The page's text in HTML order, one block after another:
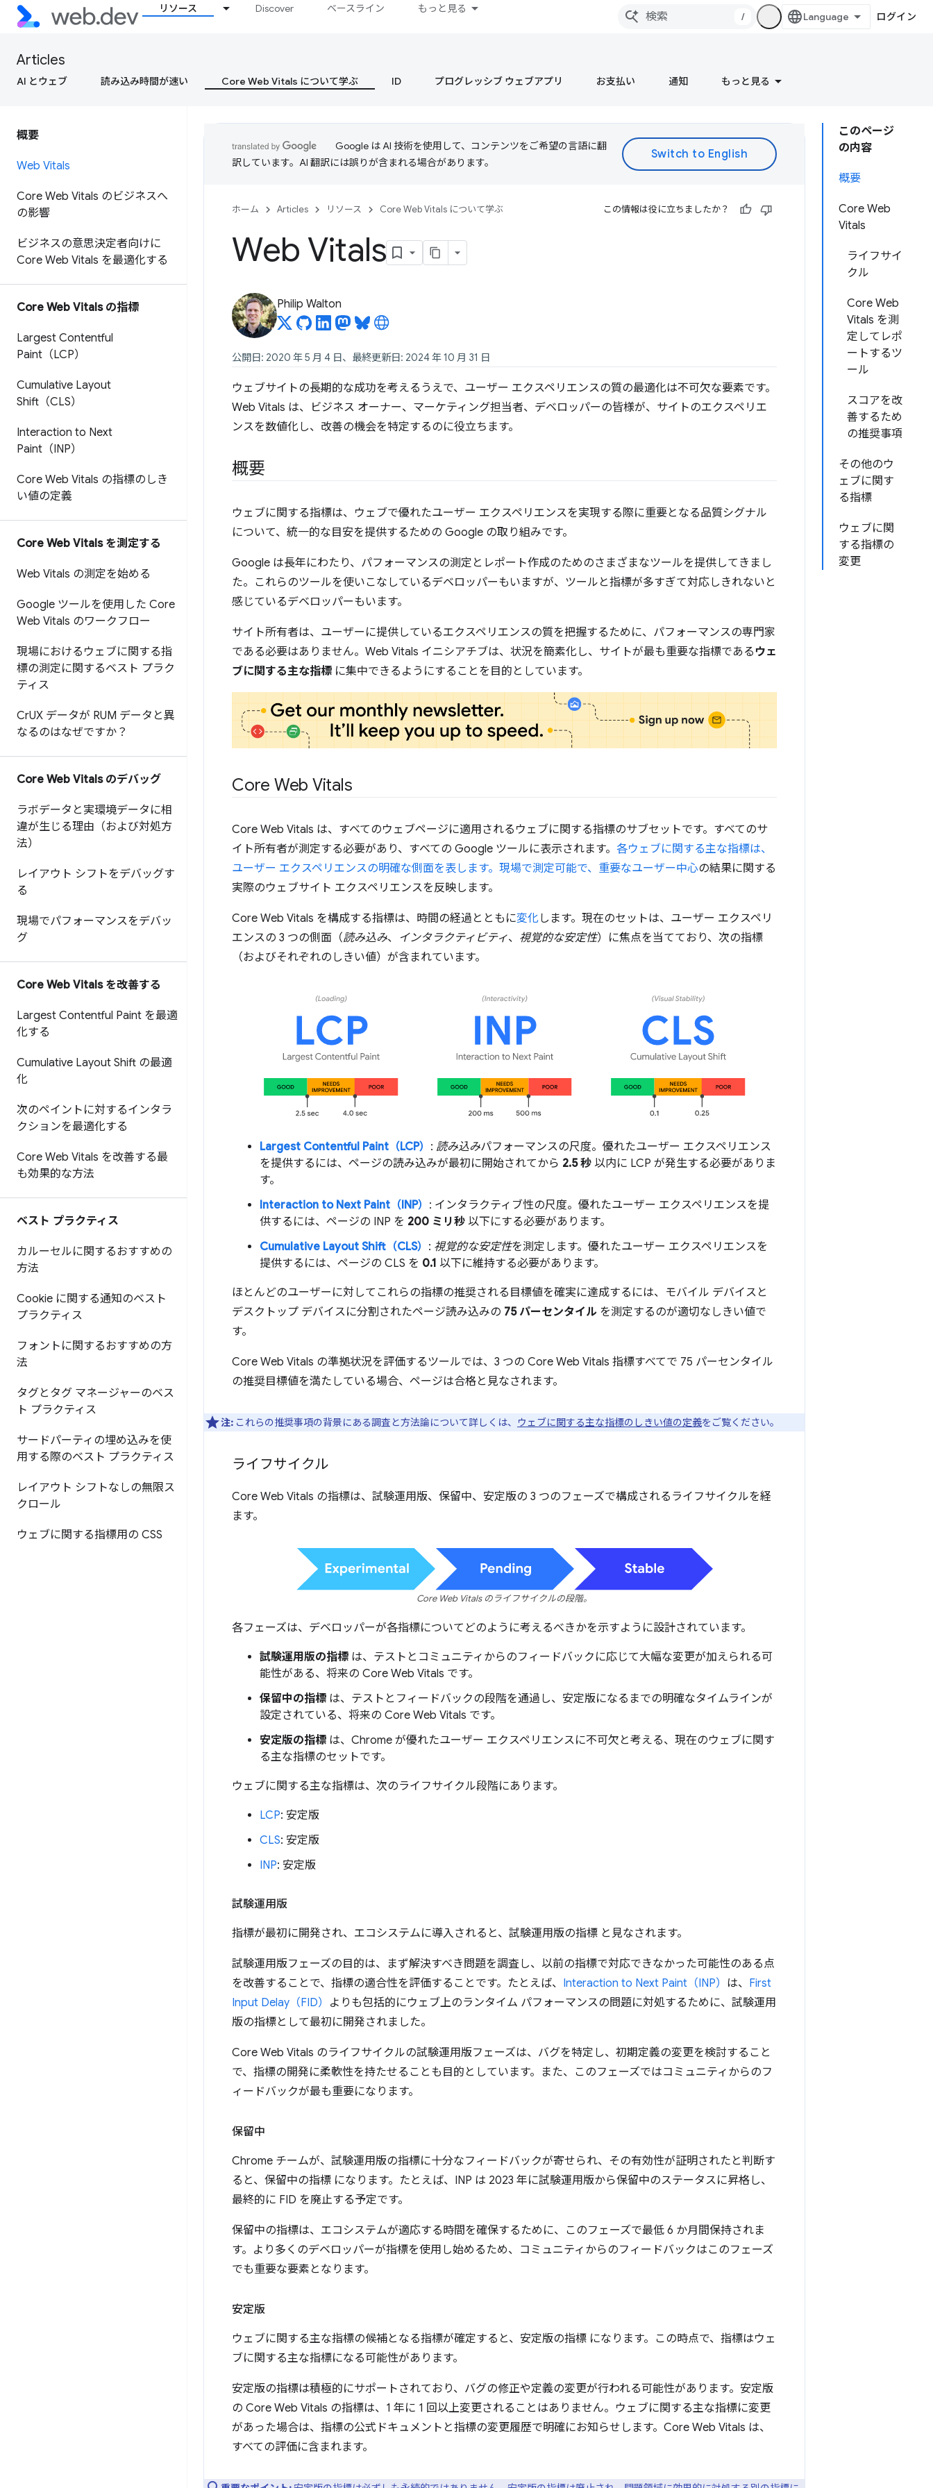
リソース Discover ベースライン もっと見る
/ ログイン
Articles
AI とウェブ 読み込み時間が速い Core Web Vitals について学ぶ ID プログレッシブ ウェブアプリ お支払い 通知 もっと見る
概要
Web Vitals
Core Web Vitals のビジネスへ
の影響
ビジネスの意思決定者向けに
Core Web Vitals を最適化する
Core Web Vitals の指標
Largest Contentful
Paint（LCP）
Cumulative Layout
Shift（CLS）
Interaction to Next
Paint（INP）
Core Web Vitals の指標のしき
い値の定義
Core Web Vitals を測定する
Web Vitals の測定を始める
Google ツールを使用した Core
Web Vitals のワークフロー
現場におけるウェブに関する指
標の測定に関するベスト プラク
ティス
CrUX データが RUM データと異
なるのはなぜですか？
Core Web Vitals のデバッグ
ラボデータと実環境データに相
違が生じる理由（および対処方
法）
レイアウト シフトをデバッグす
る
現場でパフォーマンスをデバッ
グ
Core Web Vitals を改善する
Largest Contentful Paint を最適
化する
Cumulative Layout Shift の最適
化
次のペイントに対するインタラ
クションを最適化する
Core Web Vitals を改善する最
も効果的な方法
ベスト プラクティス
カルーセルに関するおすすめの
方法
Cookie に関する通知のベスト
プラクティス
フォントに関するおすすめの方
法
タグとタグ マネージャーのベス
ト プラクティス
サードパーティの埋め込みを使
用する際のベスト プラクティス
レイアウト シフトなしの無限ス
クロール
ウェブに関する指標用の CSS
このページ
の内容
概要
Core Web
Vitals
ライフサイ
クル
Core Web
Vitals を測
定してレポ
ートするツ
ール
スコアを改
善するため
の推奨事項
その他のウ
ェブに関す
る指標
ウェブに関
する指標の
変更
Google は AI 技術を使用して、コンテンツをご希望の言語に翻
訳しています。AI 翻訳には誤りが含まれる場合があります。
ホーム Articles リソース Core Web Vitals について学ぶ この情報は役に立ちましたか？
Web Vitals
Philip Walton
公開日: 2020 年 5 月 4 日、最終更新日: 2024 年 10 月 31 日
ウェブサイトの長期的な成功を考えるうえで、ユーザー エクスペリエンスの質の最適化は不可欠な要素です。
Web Vitals は、ビジネス オーナー、マーケティング担当者、デベロッパーの皆様が、サイトのエクスペリエ
ンスを数値化し、改善の機会を特定するのに役立ちます。
概要
ウェブに関する指標は、ウェブで優れたユーザー エクスペリエンスを実現する際に重要となる品質シグナル
について、統一的な目安を提供するための Google の取り組みです。
Google は長年にわたり、パフォーマンスの測定とレポート作成のためのさまざまなツールを提供してきまし
た。これらのツールを使いこなしているデベロッパーもいますが、ツールと指標が多すぎて対応しきれないと
感じているデベロッパーもいます。
サイト所有者は、ユーザーに提供しているエクスペリエンスの質を把握するために、パフォーマンスの専門家
である必要はありません。Web Vitals イニシアチブは、状況を簡素化し、サイトが最も重要な指標であるウェ
ブに関する主な指標 に集中できるようにすることを目的としています。
Core Web Vitals
Core Web Vitals は、すべてのウェブページに適用されるウェブに関する指標のサブセットです。すべてのサ
イト所有者が測定する必要があり、すべての Google ツールに表示されます。 各ウェブに関する主な指標は、
ユーザー エクスペリエンスの明確な側面を表します。現場で測定可能で、重要なユーザー中心の結果に関する
実際のウェブサイト エクスペリエンスを反映します。
Core Web Vitals を構成する指標は、時間の経過とともに変化 します。現在のセットは、ユーザー エクスペリ
エンスの 3 つの側面（読み込み、 インタラクティビティ、 視覚的な安定性）に焦点を当てており、次の指標
（およびそれぞれのしきい値）が含まれています。
Largest Contentful Paint（LCP） : 読み込みパフォーマンスの尺度。優れたユーザー エクスペリエンス
を提供するには、ページの読み込みが最初に開始されてから 2.5 秒 以内に LCP が発生する必要がありま
す。
Interaction to Next Paint（INP） : インタラクティブ性の尺度。優れたユーザー エクスペリエンスを提
供するには、ページの INP を 200 ミリ秒 以下にする必要があります。
Cumulative Layout Shift（CLS） : 視覚的な安定性を測定します。優れたユーザー エクスペリエンスを
提供するには、ページの CLS を 0.1 以下に維持する必要があります。
ほとんどのユーザーに対してこれらの指標の推奨される目標値を確実に達成するには、モバイル デバイスと
デスクトップ デバイスに分割されたページ読み込みの 75 パーセンタイル を測定するのが適切なしきい値で
す。
Core Web Vitals の準拠状況を評価するツールでは、3 つの Core Web Vitals 指標すべてで 75 パーセンタイル
の推奨目標値を満たしている場合、ページは合格と見なされます。
注: これらの推奨事項の背景にある調査と方法論について詳しくは、 ウェブに関する主な指標のしきい値の定義をご覧ください。
ライフサイクル
Core Web Vitals の指標は、試験運用版、保留中、安定版の 3 つのフェーズで構成されるライフサイクルを経
ます。
Core Web Vitals のライフサイクルの段階。
各フェーズは、デベロッパーが各指標についてどのように考えるべきかを示すように設計されています。
試験運用版の指標 は、テストとコミュニティからのフィードバックに応じて大幅な変更が加えられる可
能性がある、将来の Core Web Vitals です。
保留中の指標 は、テストとフィードバックの段階を通過し、安定版になるまでの明確なタイムラインが
設定されている、将来の Core Web Vitals です。
安定版の指標 は、Chrome が優れたユーザー エクスペリエンスに不可欠と考える、現在のウェブに関す
る主な指標のセットです。
ウェブに関する主な指標は、次のライフサイクル段階にあります。
LCP: 安定版
CLS: 安定版
INP: 安定版
試験運用版
指標が最初に開発され、エコシステムに導入されると、試験運用版の指標 と見なされます。
試験運用版フェーズの目的は、まず解決すべき問題を調査し、以前の指標で対応できなかった可能性のある点
を改善することで、指標の適合性を評価することです。たとえば、 Interaction to Next Paint（INP） は、 First
Input Delay（FID） よりも包括的にウェブ上のランタイム パフォーマンスの問題に対処するために、試験運用
版の指標として最初に開発されました。
Core Web Vitals のライフサイクルの試験運用版フェーズは、バグを特定し、初期定義の変更を検討すること
で、指標の開発に柔軟性を持たせることも目的としています。また、このフェーズではコミュニティからのフ
ィードバックが最も重要になります。
保留中
Chrome チームが、試験運用版の指標に十分なフィードバックが寄せられ、その有効性が証明されたと判断す
ると、保留中の指標 になります。たとえば、INP は 2023 年に試験運用版から保留中のステータスに昇格し、
最終的に FID を廃止する予定です。
保留中の指標は、エコシステムが適応する時間を確保するために、このフェーズで最低 6 か月間保持されま
す。より多くのデベロッパーが指標を使用し始めるため、コミュニティからのフィードバックはこのフェーズ
でも重要な要素となります。
安定版
ウェブに関する主な指標の候補となる指標が確定すると、安定版の指標 になります。この時点で、指標はウェ
ブに関する主な指標になる可能性があります。
安定版の指標は積極的にサポートされており、バグの修正や定義の変更が行われる可能性があります。安定版
の Core Web Vitals の指標は、1 年に 1 回以上変更されることはありません。ウェブに関する主な指標に変更
があった場合は、指標の公式ドキュメントと指標の変更履歴で明確にお知らせします。Core Web Vitals は、
すべての評価に含まれます。